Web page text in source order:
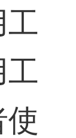
工
工